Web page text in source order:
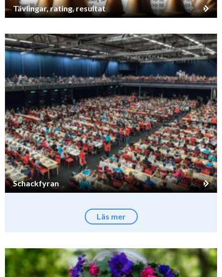
Tävlingar, rating, resultat
Schackfyran
Läs mer